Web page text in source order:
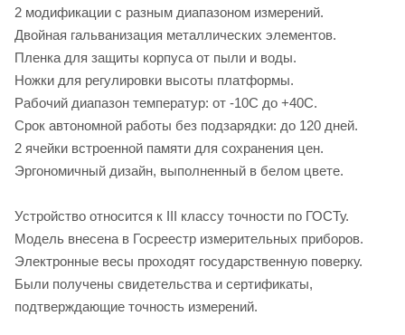
2 модификации с разным диапазоном измерений.
Двойная гальванизация металлических элементов.
Пленка для защиты корпуса от пыли и воды.
Ножки для регулировки высоты платформы.
Рабочий диапазон температур: от -10С до +40С.
Срок автономной работы без подзарядки: до 120 дней.
2 ячейки встроенной памяти для сохранения цен.
Эргономичный дизайн, выполненный в белом цвете.
Устройство относится к III классу точности по ГОСТу.
Модель внесена в Госреестр измерительных приборов.
Электронные весы проходят государственную поверку.
Были получены свидетельства и сертификаты,
подтверждающие точность измерений.